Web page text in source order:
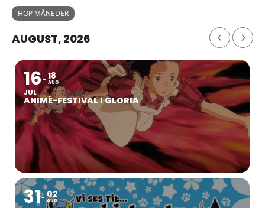
HOP MÅNEDER
AUGUST, 2026
16
JUL
18
AUG
ANIMÉ-FESTIVAL I GLORIA
31 02
AUG